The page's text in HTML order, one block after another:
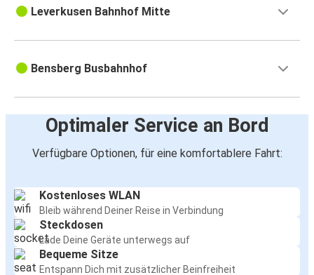
Leverkusen Bahnhof Mitte
Bensberg Busbahnhof
Optimaler Service an Bord
Verfügbare Optionen, für eine komfortablere Fahrt:
Kostenloses WLAN
Bleib während Deiner Reise in Verbindung
Steckdosen
Lade Deine Geräte unterwegs auf
Bequeme Sitze
Entspann Dich mit zusätzlicher Beinfreiheit